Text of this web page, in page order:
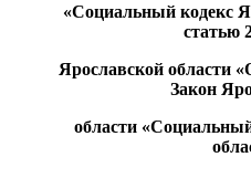
«Социальный кодекс
статью
Ярославской области
Закон
области